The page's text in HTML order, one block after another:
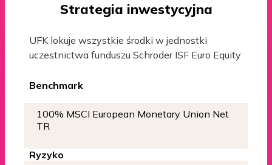
Strategia inwestycyjna
UFK lokuje wszystkie środki w jednostki
uczestnictwa funduszu Schroder ISF Euro Equity
Benchmark
100% MSCI European Monetary Union Net
TR
Ryzyko